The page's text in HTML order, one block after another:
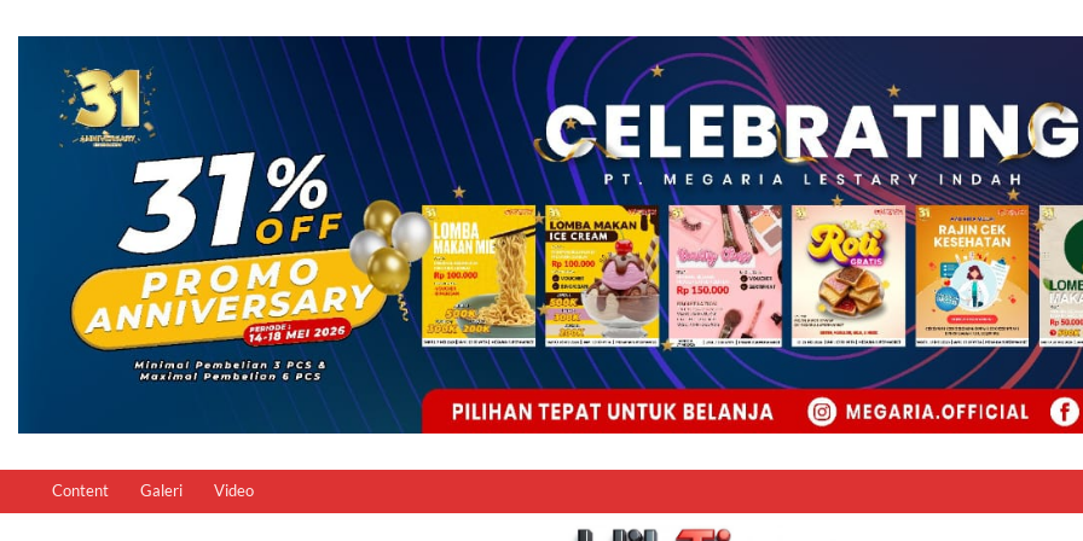
Content Galeri Video